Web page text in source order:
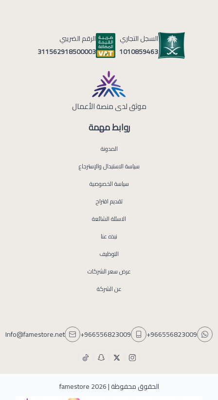
روابط مهمة
المدونة
سياسة الاستبدال والإسترجاع
سياسة الخصوصية
تقديم اقتراح
الاسئلة الشائعة
نبذه عنا
التوظيف
عرض سعر الشركات
عن الشركة
السجل التجاري
1010859463
الرقم الضريبي
311562918500003
موثق لدى منصة الأعمال
+966556823009
+966556823009
Info@famestore.net
الحقوق محفوظة | 2026 famestore